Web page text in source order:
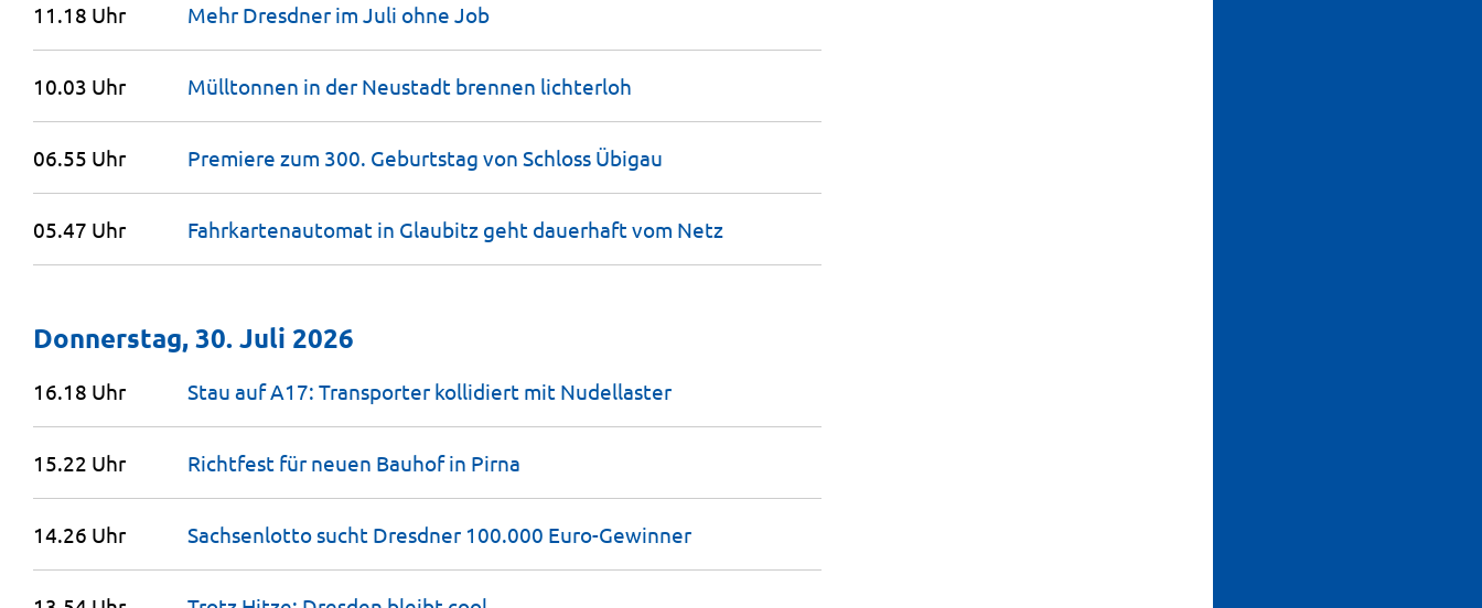
11.18 Uhr Mehr Dresdner im Juli ohne Job
10.03 Uhr Mülltonnen in der Neustadt brennen lichterloh
06.55 Uhr Premiere zum 300. Geburtstag von Schloss Übigau
05.47 Uhr Fahrkartenautomat in Glaubitz geht dauerhaft vom Netz
Donnerstag, 30. Juli 2026
16.18 Uhr Stau auf A17: Transporter kollidiert mit Nudellaster
15.22 Uhr Richtfest für neuen Bauhof in Pirna
14.26 Uhr Sachsenlotto sucht Dresdner 100.000 Euro-Gewinner